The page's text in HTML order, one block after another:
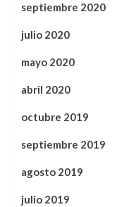
septiembre 2020
julio 2020
mayo 2020
abril 2020
octubre 2019
septiembre 2019
agosto 2019
julio 2019